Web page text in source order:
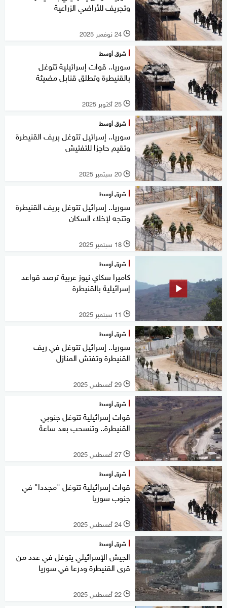
وتجريف للأراضي الزراعية
l 24 نوفمبر 2025
شرق أوسط
سوريا.. قوات إسرائيلية تتوغل
بالقنيطرة وتطلق قنابل مضيئة
l 25 أكتوبر 2025
شرق أوسط
سوريا.. إسرائيل تتوغل بريف القنيطرة
وتقيم حاجزا للتفتيش
l 20 سبتمبر 2025
شرق أوسط
سوريا.. إسرائيل تتوغل بريف القنيطرة
وتتجه لإخلاء السكان
l 18 سبتمبر 2025
شرق أوسط
كاميرا سكاي نيوز عربية ترصد قواعد
إسرائيلية بالقنيطرة
l 11 سبتمبر 2025
شرق أوسط
سوريا.. إسرائيل تتوغل في ريف
القنيطرة وتفتش المنازل
l 29 أغسطس 2025
شرق أوسط
قوات إسرائيلية تتوغل جنوبي
القنيطرة.. وتنسحب بعد ساعة
l 27 أغسطس 2025
شرق أوسط
قوات إسرائيلية تتوغل "مجددا" في
جنوب سوريا
l 24 أغسطس 2025
شرق أوسط
الجيش الإسرائيلي يتوغل في عدد من
قرى القنيطرة ودرعا في سوريا
l 22 أغسطس 2025